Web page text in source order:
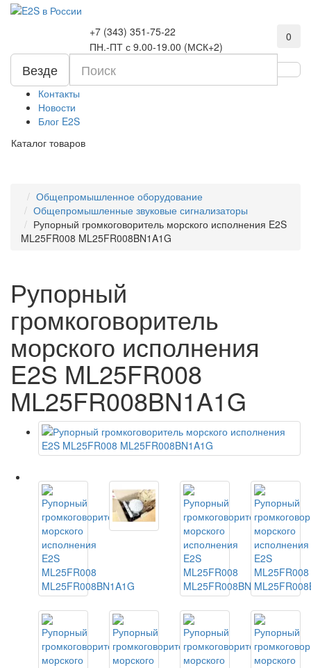
+7 (343) 351-75-22
ПН.-ПТ с 9.00-19.00 (МСК+2)
0
Везде
Контакты
Новости
Блог E2S
Каталог товаров
Общепромышленное оборудование
Общепромышленные звуковые сигнализаторы
Рупорный громкоговоритель морского исполнения E2S
ML25FR008 ML25FR008BN1A1G
Рупорный
громкоговоритель
морского исполнения
E2S ML25FR008
ML25FR008BN1A1G